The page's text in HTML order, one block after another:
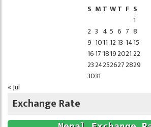
S M T WT F S
1
2 3 4 5 6 7 8
9 1011 12 13 1415
1617 1819202122
23242526272829
3031
« Jul
Exchange Rate